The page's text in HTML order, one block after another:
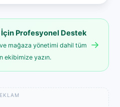
Profesyonel Destek
mağaza yönetimi dahil tüm
ekibimize yazın.
→